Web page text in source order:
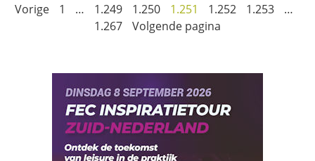
Vorige 1 … 1.249 1.250 1.251 1.252 1.253
…
1.267
Volgende pagina